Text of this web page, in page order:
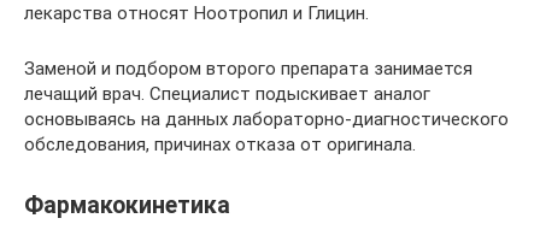
лекарства относят Ноотропил и Глицин.
Заменой и подбором второго препарата занимается
лечащий врач. Специалист подыскивает аналог
основываясь на данных лабораторно-диагностического
обследования, причинах отказа от оригинала.
Фармакокинетика